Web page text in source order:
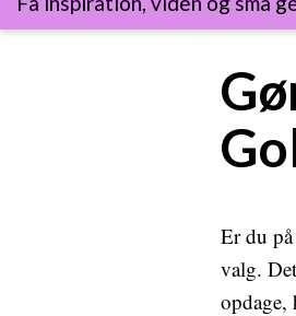
Er du
valg.
opdage,